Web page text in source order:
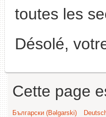
toutes les
Désolé,
Cette page
Български (Bəlgarski)